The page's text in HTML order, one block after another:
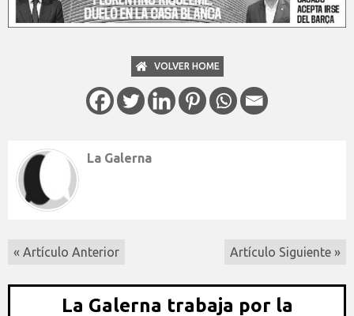
VOLVER HOME
La Galerna
« Artículo Anterior Artículo Siguiente »
La Galerna trabaja por la